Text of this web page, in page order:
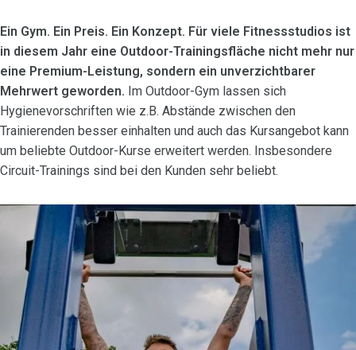
Ein Gym. Ein Preis. Ein Konzept. Für viele Fitnessstudios ist
in diesem Jahr eine Outdoor-Trainingsfläche nicht mehr nur
eine Premium-Leistung, sondern ein unverzichtbarer
Mehrwert geworden. Im Outdoor-Gym lassen sich
Hygienevorschriften wie z.B. Abstände zwischen den
Trainierenden besser einhalten und auch das Kursangebot kann
um beliebte Outdoor-Kurse erweitert werden. Insbesondere
Circuit-Trainings sind bei den Kunden sehr beliebt.